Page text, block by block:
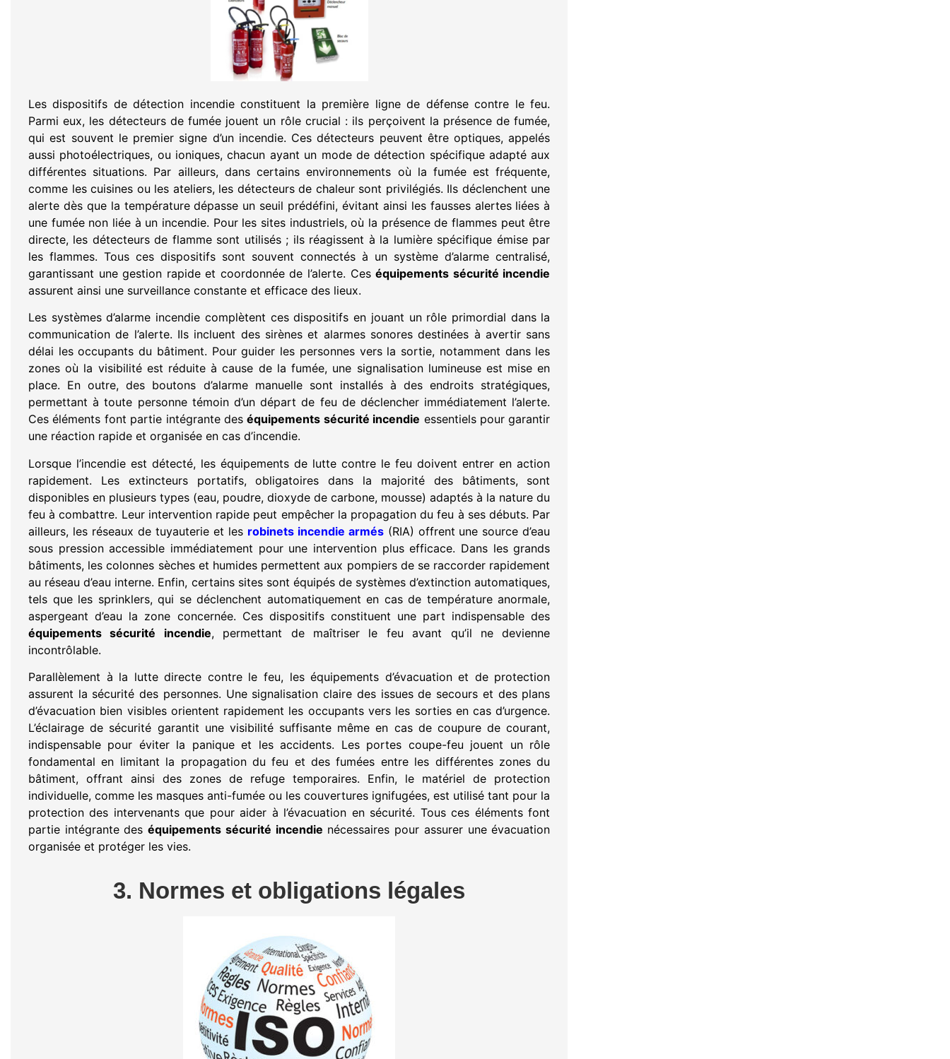
Les dispositifs de détection incendie constituent la première ligne de défense contre le feu.
Parmi eux, les détecteurs de fumée jouent un rôle crucial : ils perçoivent la présence de fumée,
qui est souvent le premier signe d’un incendie. Ces détecteurs peuvent être optiques, appelés
aussi photoélectriques, ou ioniques, chacun ayant un mode de détection spécifique adapté aux
différentes situations. Par ailleurs, dans certains environnements où la fumée est fréquente,
comme les cuisines ou les ateliers, les détecteurs de chaleur sont privilégiés. Ils déclenchent une
alerte dès que la température dépasse un seuil prédéfini, évitant ainsi les fausses alertes liées à
une fumée non liée à un incendie. Pour les sites industriels, où la présence de flammes peut être
directe, les détecteurs de flamme sont utilisés ; ils réagissent à la lumière spécifique émise par
les flammes. Tous ces dispositifs sont souvent connectés à un système d’alarme centralisé,
garantissant une gestion rapide et coordonnée de l’alerte. Ceséquipements sécurité incendie
assurent ainsi une surveillance constante et efficace des lieux.
Les systèmes d’alarme incendie complètent ces dispositifs en jouant un rôle primordial dans la
communication de l’alerte. Ils incluent des sirènes et alarmes sonores destinées à avertir sans
délai les occupants du bâtiment. Pour guider les personnes vers la sortie, notamment dans les
zones où la visibilité est réduite à cause de la fumée, une signalisation lumineuse est mise en
place. En outre, des boutons d’alarme manuelle sont installés à des endroits stratégiques,
permettant à toute personne témoin d’un départ de feu de déclencher immédiatement l’alerte.
Ces éléments font partie intégrante deséquipements sécurité incendie essentiels pour garantir
une réaction rapide et organisée en cas d’incendie.
Lorsque l’incendie est détecté, les équipements de lutte contre le feu doivent entrer en action
rapidement. Les extincteurs portatifs, obligatoires dans la majorité des bâtiments, sont
disponibles en plusieurs types (eau, poudre, dioxyde de carbone, mousse) adaptés à la nature du
feu à combattre. Leur intervention rapide peut empêcher la propagation du feu à ses débuts. Par
ailleurs, les réseaux de tuyauterie et les robinets incendie armés(RIA) offrent une source d’eau
sous pression accessible immédiatement pour une intervention plus efficace. Dans les grands
bâtiments, les colonnes sèches et humides permettent aux pompiers de se raccorder rapidement
au réseau d’eau interne. Enfin, certains sites sont équipés de systèmes d’extinction automatiques,
tels que les sprinklers, qui se déclenchent automatiquement en cas de température anormale,
aspergeant d’eau la zone concernée. Ces dispositifs constituent une part indispensable des
équipements sécurité incendie, permettant de maîtriser le feu avant qu’il ne devienne
incontrôlable.
Parallèlement à la lutte directe contre le feu, les équipements d’évacuation et de protection
assurent la sécurité des personnes. Une signalisation claire des issues de secours et des plans
d’évacuation bien visibles orientent rapidement les occupants vers les sorties en cas d’urgence.
L’éclairage de sécurité garantit une visibilité suffisante même en cas de coupure de courant,
indispensable pour éviter la panique et les accidents. Les portes coupe-feu jouent un rôle
fondamental en limitant la propagation du feu et des fumées entre les différentes zones du
bâtiment, offrant ainsi des zones de refuge temporaires. Enfin, le matériel de protection
individuelle, comme les masques anti-fumée ou les couvertures ignifugées, est utilisé tant pour la
protection des intervenants que pour aider à l’évacuation en sécurité. Tous ces éléments font
partie intégrante deséquipements sécurité incendie nécessaires pour assurer une évacuation
organisée et protéger les vies.
3. Normes et obligations légales